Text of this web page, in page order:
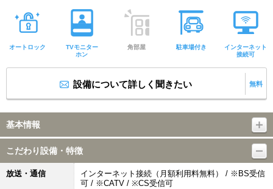
オートロック
TVモニター
ホン
角部屋 駐車場付き
インターネット
接続可
設備について詳しく聞きたい 無料
基本情報
こだわり設備・特徴
放送・通信
インターネット接続（月額利用料無料） / ※BS受信
可 / ※CATV / ※CS受信可